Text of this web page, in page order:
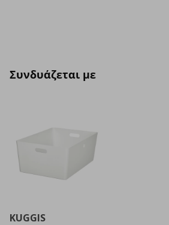
Συνδυάζεται με
KUGGIS